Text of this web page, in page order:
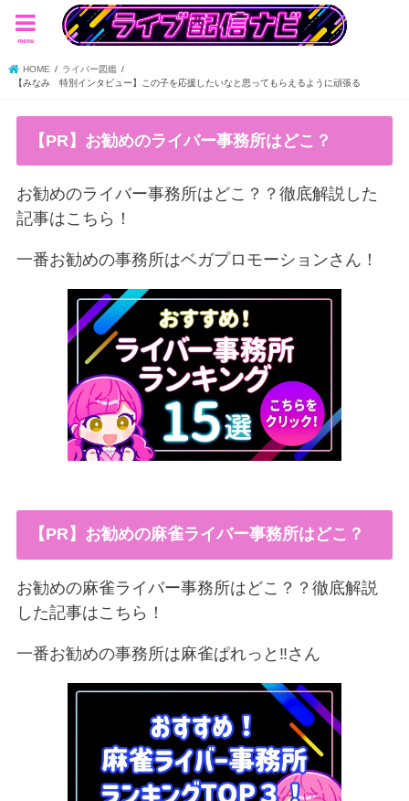
menu
HOME
ライバー図鑑
【みなみ 特別インタビュー】この子を応援したいなと思ってもらえるように頑張る
【PR】お勧めのライバー事務所はどこ？
お勧めのライバー事務所はどこ？？徹底解説した
記事はこちら！
一番お勧めの事務所はベガプロモーションさん！
【PR】お勧めの麻雀ライバー事務所はどこ？
お勧めの麻雀ライバー事務所はどこ？？徹底解説
した記事はこちら！
一番お勧めの事務所は麻雀ぱれっと‼︎さん